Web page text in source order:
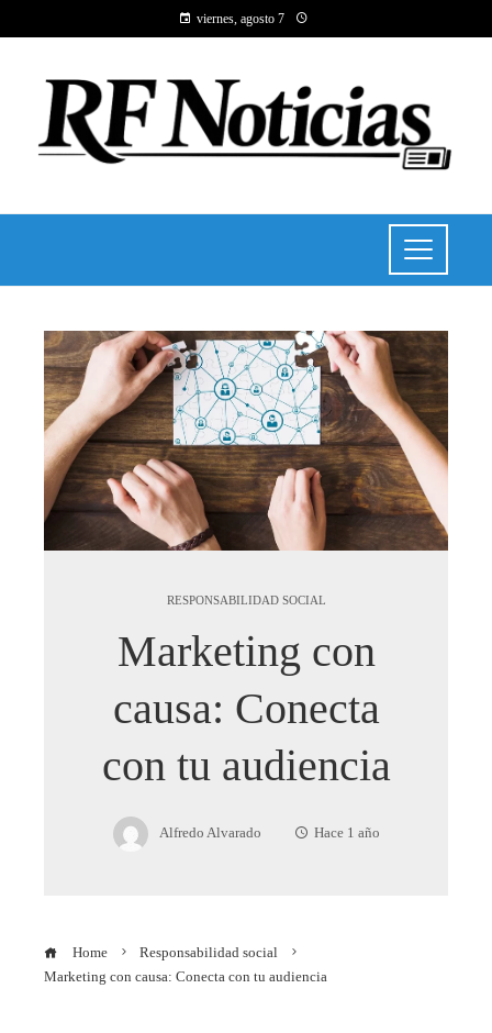
viernes, agosto 7
RESPONSABILIDAD SOCIAL
Marketing con
causa: Conecta
con tu audiencia
Alfredo Alvarado Hace 1 año
Home
Responsabilidad social
Marketing con causa: Conecta con tu audiencia